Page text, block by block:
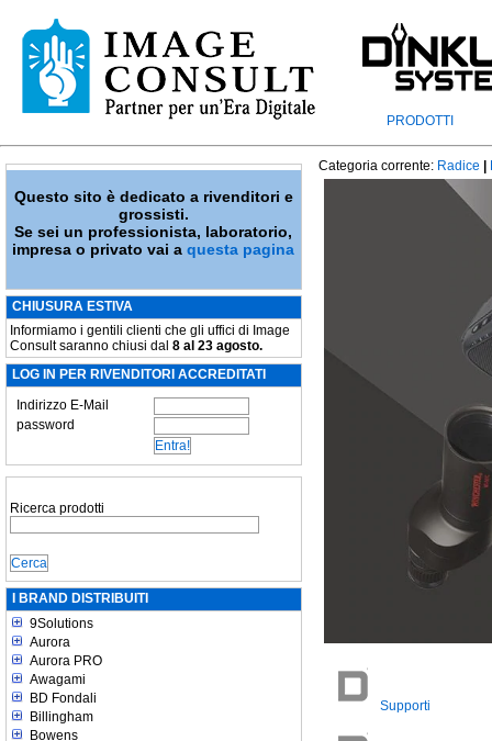
PRODOTTI
Questo sito è dedicato a rivenditori e
grossisti.
Se sei un professionista, laboratorio,
impresa o privato vai aquesta pagina
CHIUSURA ESTIVA
Informiamo i gentili clienti che gli uffici di Image
Consult saranno chiusi dal 8 al 23 agosto.
LOG IN PER RIVENDITORI ACCREDITATI
Indirizzo E-Mail
password
Ricerca prodotti
I BRAND DISTRIBUITI
9Solutions
Aurora
Aurora PRO
Awagami
BD Fondali
Billingham
Bowens
Categoria corrente: Radice
Supporti